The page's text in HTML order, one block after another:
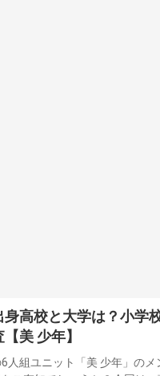
身高校と大学は？小学
美 少年】
人組ユニット「美 少年」のメ